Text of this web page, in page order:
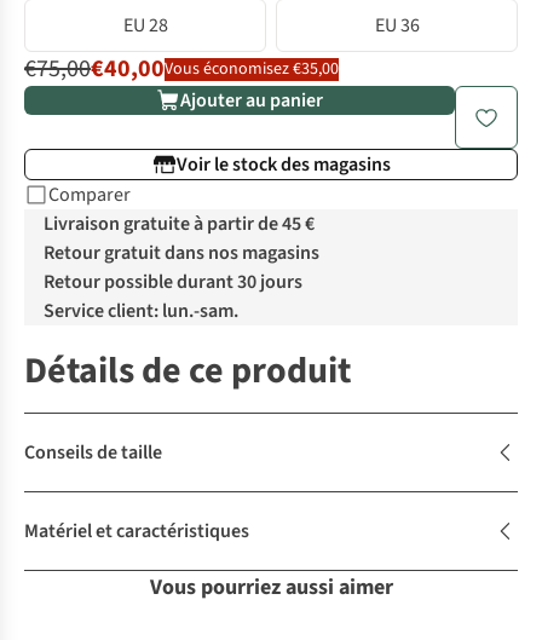
EU 28
EU 36
€75,00€40,00Vous économisez €35,00
Ajouter au panier
Voir le stock des magasins
Comparer
Livraison gratuite à partir de 45 €
Retour gratuit dans nos magasins
Retour possible durant 30 jours
Service client: lun.-sam.
Détails de ce produit
Conseils de taille
Matériel et caractéristiques
Vous pourriez aussi aimer